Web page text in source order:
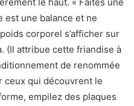
est une balance et ne
corporel s’afficher sur
(Il attribue cette friandise à
de renommée
ceux qui découvrent le
empilez des plaques